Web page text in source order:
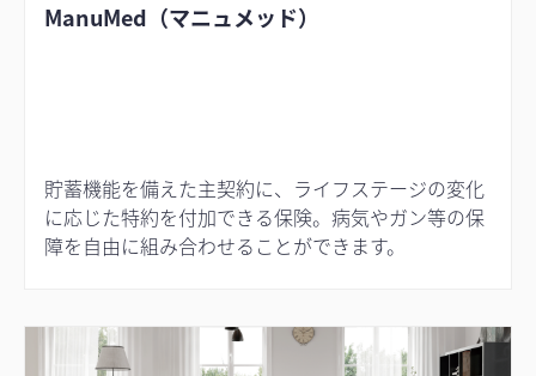
ManuMed（マニュメッド）
貯蓄機能を備えた主契約に、ライフステージの変化
に応じた特約を付加できる保険。病気やガン等の保
障を自由に組み合わせることができます。